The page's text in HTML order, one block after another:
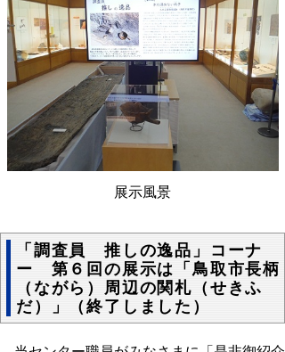
展示風景
「調査員 推しの逸品」コーナ
ー 第６回の展示は「鳥取市長柄
（ながら）周辺の関札（せきふ
だ）」（終了しました）